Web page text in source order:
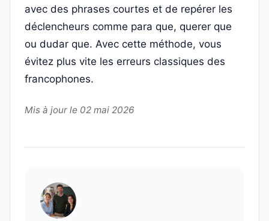
avec des phrases courtes et de repérer les
déclencheurs comme para que, querer que
ou dudar que. Avec cette méthode, vous
évitez plus vite les erreurs classiques des
francophones.
Mis à jour le 02 mai 2026